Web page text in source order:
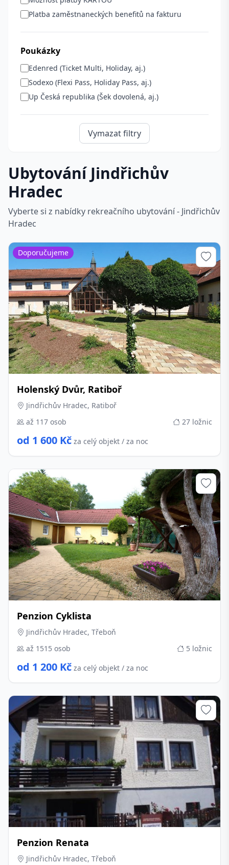
Platba zaměstnaneckých benefitů na fakturu
Poukázky
Edenred (Ticket Multi, Holiday, aj.)
Sodexo (Flexi Pass, Holiday Pass, aj.)
Up Česká republika (Šek dovolená, aj.)
Vymazat filtry
Ubytování Jindřichův
Hradec
Vyberte si z nabídky rekreačního ubytování - Jindřichův
Hradec
Holenský Dvůr, Ratiboř
Jindřichův Hradec, Ratiboř
až 117 osob
27 ložnic
od 1 600 Kč za celý objekt / za noc
Doporučujeme
Penzion Cyklista
Jindřichův Hradec, Třeboň
až 1515 osob
5 ložnic
od 1 200 Kč za celý objekt / za noc
Penzion Renata
Jindřichův Hradec, Třeboň